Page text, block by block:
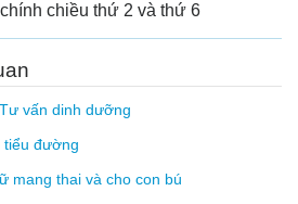
chiều thứ 2 và thứ 6
vấn dinh dưỡng
tiểu đường
mang thai và cho con bú